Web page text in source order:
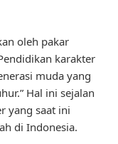
oleh pakar
karakter
muda yang
Hal ini sejalan
yang saat ini
di Indonesia.